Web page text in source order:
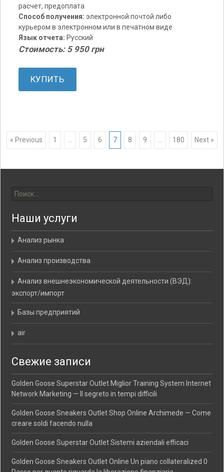
расчет, предоплата
Способ получения: электронной почтой либо
курьером в электронном или в печатном виде
Язык отчета: Русский
Стоимость: 5 950 грн
КУПИТЬ
Posts navigation
« Previous 1 5 6 7 8 9 180 Next »
Наши услуги
Анализ рынка
Анализ производства
Анализ внешнеэкономической деятельности (ВЭД):
экспорт/импорт
Базы предприятий
air
Свежие записи
Golden Goose Superstar Outlet Miglior Training System Internet
Network Marketing — Il segreto in tempi difficili
Golden Goose Sneakers Outlet Shop Online Archimede — Come
creare soldi facendo nulla
Golden Goose Superstar Outlet Sistemi aziendali efficaci
Golden Goose Sneakers Outlet Online Un piano collateralized 0